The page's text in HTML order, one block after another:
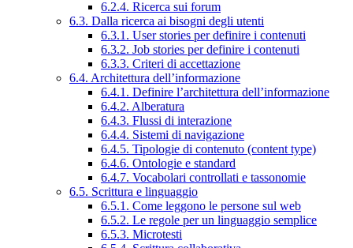
6.2.4. Ricerca sui forum
6.3. Dalla ricerca ai bisogni degli utenti
6.3.1. User stories per definire i contenuti
6.3.2. Job stories per definire i contenuti
6.3.3. Criteri di accettazione
6.4. Architettura dell’informazione
6.4.1. Definire l’architettura dell’informazione
6.4.2. Alberatura
6.4.3. Flussi di interazione
6.4.4. Sistemi di navigazione
6.4.5. Tipologie di contenuto (content type)
6.4.6. Ontologie e standard
6.4.7. Vocabolari controllati e tassonomie
6.5. Scrittura e linguaggio
6.5.1. Come leggono le persone sul web
6.5.2. Le regole per un linguaggio semplice
6.5.3. Microtesti